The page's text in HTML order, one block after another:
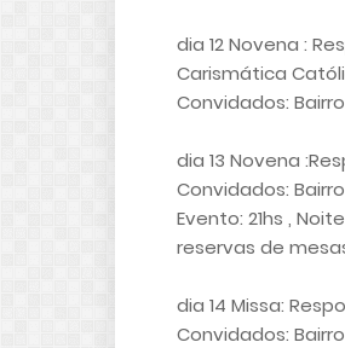
dia 12 Novena :
Carismática
Convidados:
dia 13 Novena
Convidados:
Evento: 21hs ,
reservas de
dia 14 Missa:
Convidados: